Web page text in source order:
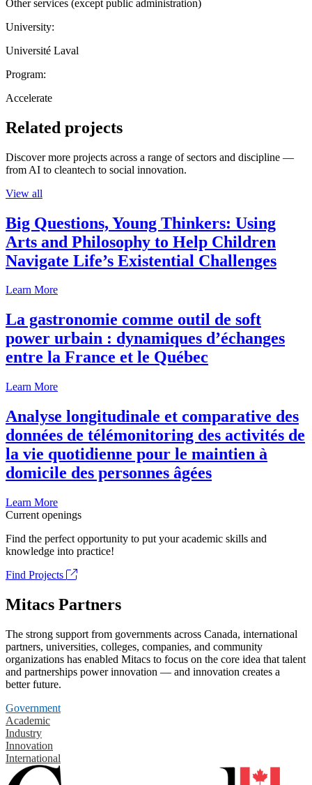
Other services (except public administration)
University:
Université Laval
Program:
Accelerate
Related projects
Discover more projects across a range of sectors and discipline —
from AI to cleantech to social innovation.
View all
Big Questions, Young Thinkers: Using
Arts and Philosophy to Help Children
Navigate Life’s Existential Challenges
Learn More
La gastronomie comme outil de soft
power urbain : dynamiques d’échanges
entre la France et le Québec
Learn More
Analyse longitudinale et comparative des
données de télémonitoring des activités de
la vie quotidienne pour le maintien à
domicile des personnes âgées
Learn More
Current openings
Find the perfect opportunity to put your academic skills and
knowledge into practice!
Find Projects
Mitacs Partners
The strong support from governments across Canada, international
partners, universities, colleges, companies, and community
organizations has enabled Mitacs to focus on the core idea that talent
and partnerships power innovation — and innovation creates a
better future.
Government
Academic
Industry
Innovation
International